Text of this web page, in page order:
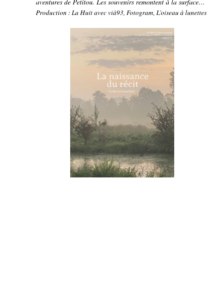
Production : La Huit avec vià93, Fotogram, L’oiseau à lunettes